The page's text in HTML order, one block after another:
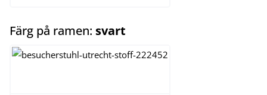
Färg på ramen: svart